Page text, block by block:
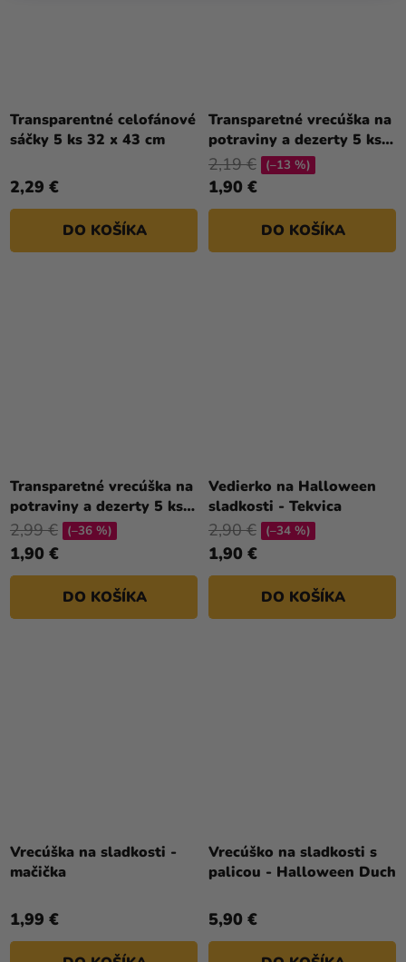
Transparentné celofánové
sáčky 5 ks 32 x 43 cm
2,29 €
DO KOŠÍKA
Transparetné vrecúška na
potraviny a dezerty 5 ks
25 x 34 cm
1,90 €
2,19 € (–13 %)
DO KOŠÍKA
Transparetné vrecúška na
potraviny a dezerty 5 ks
40 x 48 cm
1,90 €
2,99 € (–36 %)
DO KOŠÍKA
Vedierko na Halloween
sladkosti - Tekvica
1,90 €
2,90 € (–34 %)
DO KOŠÍKA
Vrecúška na sladkosti -
mačička
1,99 €
Vrecúško na sladkosti s
palicou - Halloween Duch
5,90 €